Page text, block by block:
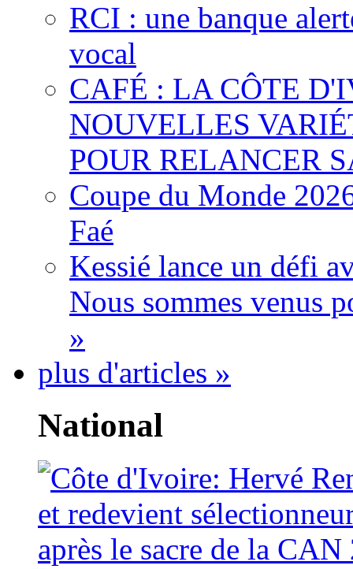
RCI : une banque
vocal
CAFÉ : LA CÔTE
NOUVELLES
POUR RELANCER
Coupe du Monde
Faé
Kessié lance un défi
Nous sommes venus
»
plus d'articles »
National